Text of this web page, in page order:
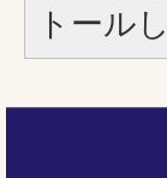
トール